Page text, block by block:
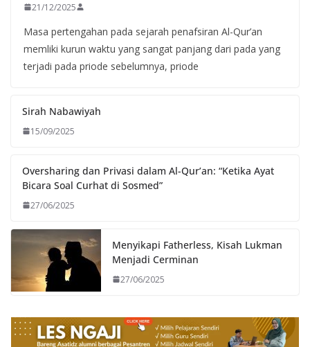
21/12/2025
Masa pertengahan pada sejarah penafsiran Al-Qur’an
memliki kurun waktu yang sangat panjang dari pada yang
terjadi pada priode sebelumnya, priode
Sirah Nabawiyah
15/09/2025
Oversharing dan Privasi dalam Al-Qur’an: “Ketika Ayat
Bicara Soal Curhat di Sosmed”
27/06/2025
Menyikapi Fatherless, Kisah Lukman
Menjadi Cerminan
27/06/2025